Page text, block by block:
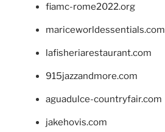
fiamc-rome2022.org
mariceworldessentials.com
lafisheriarestaurant.com
915jazzandmore.com
aguadulce-countryfair.com
jakehovis.com